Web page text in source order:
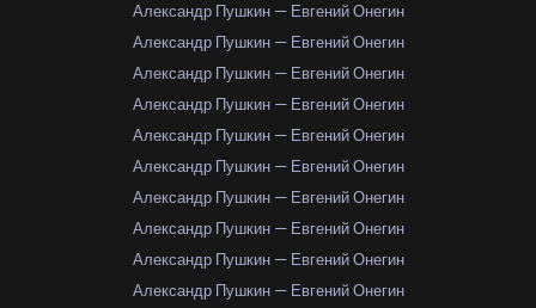
Александр Пушкин — Евгений Онегин
Александр Пушкин — Евгений Онегин
Александр Пушкин — Евгений Онегин
Александр Пушкин — Евгений Онегин
Александр Пушкин — Евгений Онегин
Александр Пушкин — Евгений Онегин
Александр Пушкин — Евгений Онегин
Александр Пушкин — Евгений Онегин
Александр Пушкин — Евгений Онегин
Александр Пушкин — Евгений Онегин